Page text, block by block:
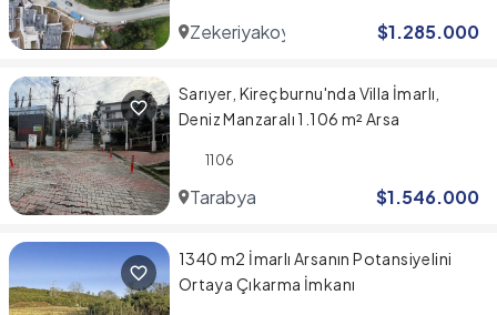
Zekeriyakoy $1.285.000
Sarıyer, Kireçburnu'nda Villa İmarlı,
Deniz Manzaralı 1.106 m² Arsa
1106
Tarabya $1.546.000
1340 m2 İmarlı Arsanın Potansiyelini
Ortaya Çıkarma İmkanı